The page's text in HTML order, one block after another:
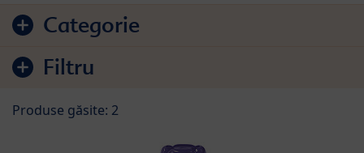
Sari la lista de produse
Categorie
Filtru
Produse găsite: 2